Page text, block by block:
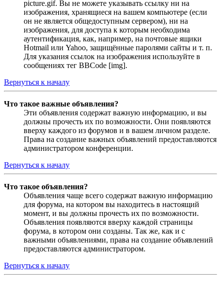
picture.gif. Вы не можете указывать ссылку ни на
изображения, хранящиеся на вашем компьютере (если
он не является общедоступным сервером), ни на
изображения, для доступа к которым необходима
аутентификация, как, например, на почтовые ящики
Hotmail или Yahoo, защищённые паролями сайты и т. п.
Для указания ссылок на изображения используйте в
сообщениях тег BBCode [img].
Вернуться к началу
Что такое важные объявления?
Эти объявления содержат важную информацию, и вы
должны прочесть их по возможности. Они появляются
вверху каждого из форумов и в вашем личном разделе.
Права на создание важных объявлений предоставляются
администратором конференции.
Вернуться к началу
Что такое объявления?
Объявления чаще всего содержат важную информацию
для форума, на котором вы находитесь в настоящий
момент, и вы должны прочесть их по возможности.
Объявления появляются вверху каждой страницы
форума, в котором они созданы. Так же, как и с
важными объявлениями, права на создание объявлений
предоставляются администратором.
Вернуться к началу